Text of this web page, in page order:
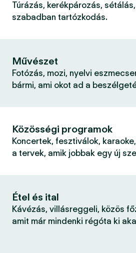
Túrázás, kerékpározás,
szabadban tartózkodás.
Művészet
Fotózás, mozi, nyelvi
bármi, ami okot ad a
Közösségi programok
Koncertek, fesztiválok,
a tervek, amik jobbak egy új
Étel és ital
Kávézás, villásreggeli, közös
amit már mindenki régóta ki